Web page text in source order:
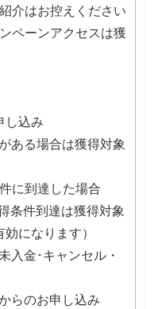
介はお控えください
ペーンアクセスは獲
し込み
ある場合は獲得対象
に到達した場合
条件到達は獲得対象
になります）
入金･キャンセル・
らのお申し込み